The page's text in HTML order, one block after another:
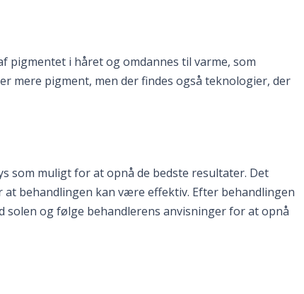
i håret og omdannes til varme, som
mere pigment, men der findes også teknologier, der
som muligt for at opnå de bedste resultater. Det
behandlingen kan være effektiv. Efter behandlingen
og følge behandlerens anvisninger for at opnå